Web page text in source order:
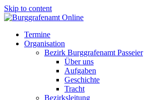
Skip to content
Termine
Organisation
Bezirk Burggrafenamt Passeier
Über uns
Aufgaben
Geschichte
Tracht
Bezirksleitung